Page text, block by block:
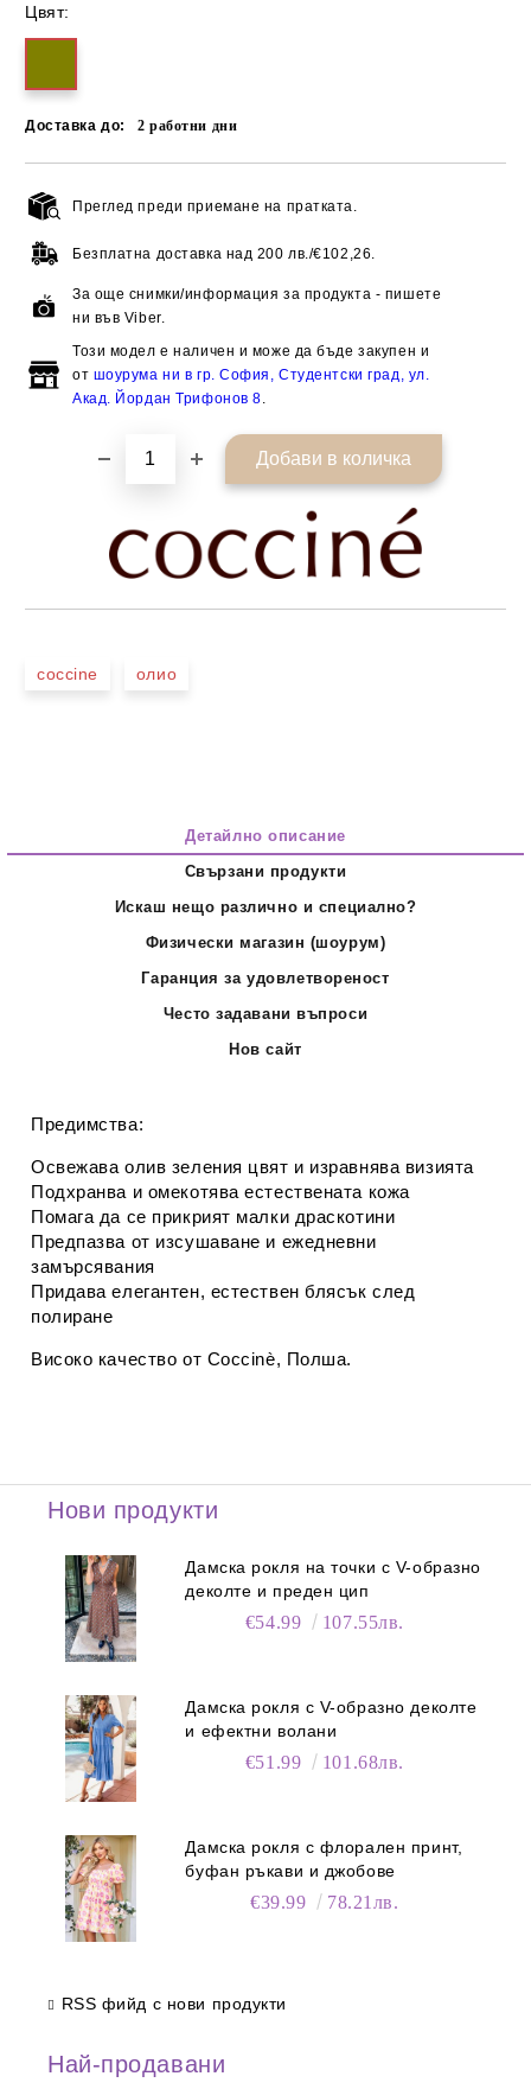
Цвят:
Доставка до: 2работни дни
Преглед преди приемане на пратката.
Безплатна доставка над 200 лв./€102,26.
За още снимки/информация за продукта - пишете
ни във Viber.
Този модел е наличен и може да бъде закупен и
от шоурума ни в гр. София, Студентски град, ул.
Акад. Йордан Трифонов 8
coccine олио
Детайлно описание
Свързани продукти
Искаш нещо различно и специално?
Физически магазин (шоурум)
Гаранция за удовлетвореност
Често задавани въпроси
Нов сайт
Предимства:
Освежава олив зеления цвят и изравнява визията
Подхранва и омекотява естествената кожа
Помага да се прикрият малки драскотини
Предпазва от изсушаване и ежедневни
замърсявания
Придава елегантен, естествен блясък след
полиране
Високо качество от Coccinè, Полша.
Нови продукти
Дамска рокля на точки с V-образно
деколте и преден цип
€54.99 107.55лв.
Дамска рокля с V-образно деколте
и ефектни волани
€51.99 101.68лв.
Дамска рокля с флорален принт,
буфан ръкави и джобове
€39.99 78.21лв.
RSS фийд с нови продукти
Най-продавани